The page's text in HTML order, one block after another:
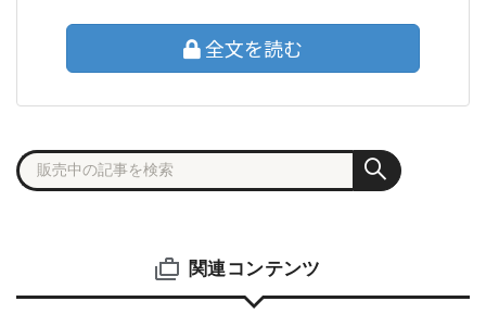
全文を読む
関連コンテンツ